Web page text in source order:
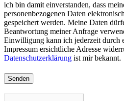
ich bin damit einverstanden, dass
personenbezogenen Daten
gespeichert werden. Meine Daten
Beantwortung meiner Anfrage
Einwilligung kann ich jederzeit durch
Impressum ersichtliche Adresse
Datenschutzerklärung ist mir bekannt.
Please
leave